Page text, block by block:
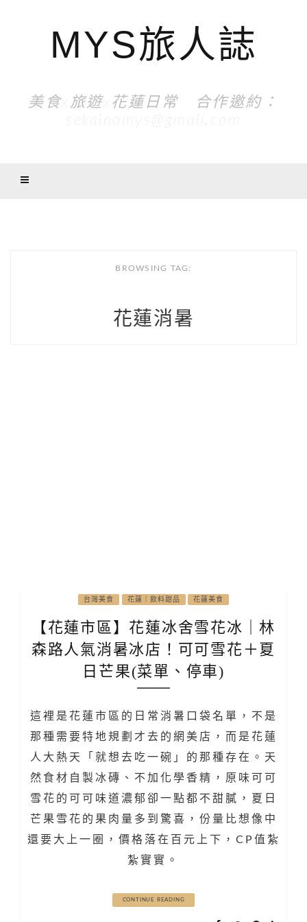
MYS旅人誌
美食x旅遊x花蓮日常 合作邀約：
sekainomys@gmail.com
BROWSING TAG:
花蓮消暑
台灣美食 花蓮｜飲料甜品 花蓮美食
【花蓮市區】花蓮冰舍雪花冰｜林
森路人氣消暑冰店！可可雪花＋夏
日芒果(菜單、停車)
這裡是花蓮市區的日常消暑口袋名單，不是
那種需要特地規劃才去的網美店，而是花蓮
人大熱天「就想去吃一碗」的那種存在。天
然食材自製冰磚、不加化學香精，原味可可
雪花的可可味道濃郁卻一點都不甜膩，夏日
芒果雪花的果肉量多到驚喜，份量比想像中
還要大上一圈，價格落在百元上下，CP值紮
紮實實。
CONTINUE READING